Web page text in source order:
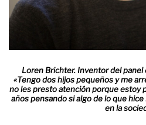
Loren Brichter. Inventor del
«Tengo dos hijos pequeños y me
no les presto atención porque estoy
años pensando si algo de lo que
en la